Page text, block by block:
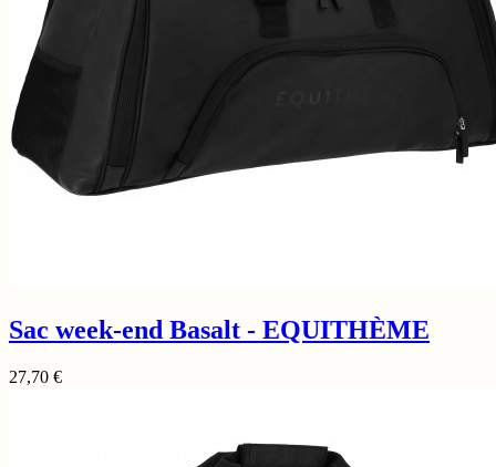
Sac week-end Basalt - EQUITHÈME
27,70 €